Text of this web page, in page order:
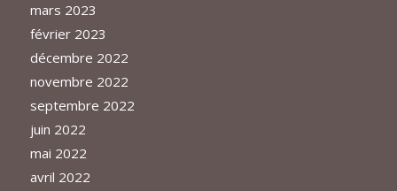
mars 2023
février 2023
décembre 2022
novembre 2022
septembre 2022
juin 2022
mai 2022
avril 2022